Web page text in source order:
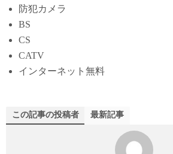
防犯カメラ
BS
CS
CATV
インターネット無料
この記事の投稿者 最新記事